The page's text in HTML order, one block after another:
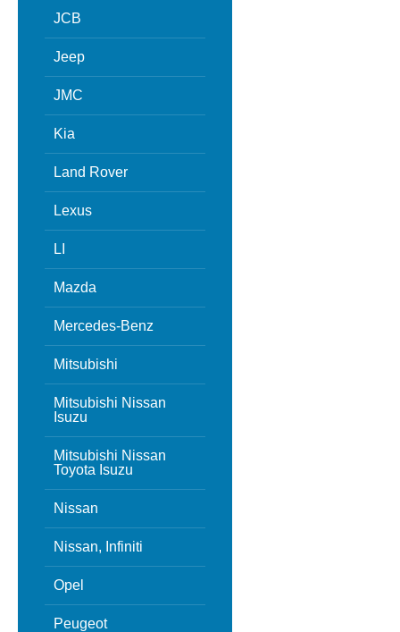
JCB
Jeep
JMC
Kia
Land Rover
Lexus
LI
Mazda
Mercedes-Benz
Mitsubishi
Mitsubishi Nissan
Isuzu
Mitsubishi Nissan
Toyota Isuzu
Nissan
Nissan, Infiniti
Opel
Peugeot